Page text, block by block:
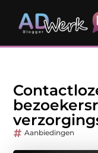
Aanbiedingen